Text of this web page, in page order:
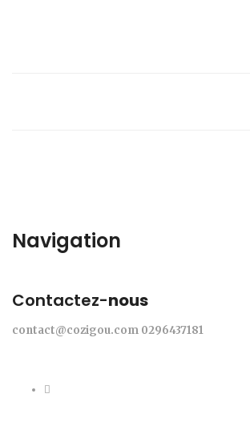
Navigation
Contactez-nous
contact@cozigou.com 0296437181